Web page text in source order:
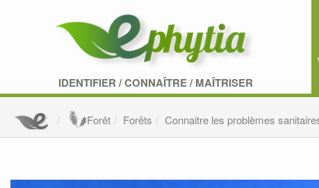
IDENTIFIER /CONNAÎTRE/MAÎTRISER
Forêt Forêts Connaitre les problèmes